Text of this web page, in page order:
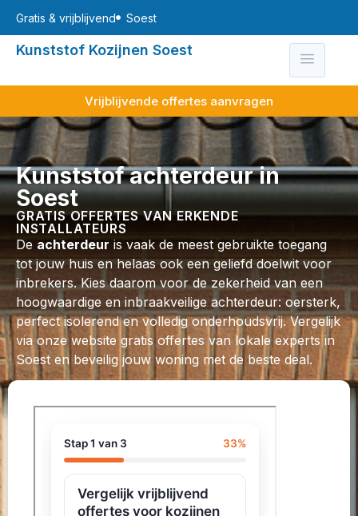
Gratis & vrijblijvend Soest
Kunststof Kozijnen Soest
Vrijblijvende offertes aanvragen
Kunststof achterdeur in
Soest
GRATIS OFFERTES VAN ERKENDE
INSTALLATEURS
De achterdeur is vaak de meest gebruikte toegang
tot jouw huis en helaas ook een geliefd doelwit voor
inbrekers. Kies daarom voor de zekerheid van een
hoogwaardige en inbraakveilige achterdeur: oersterk,
perfect isolerend en volledig onderhoudsvrij. Vergelijk
via onze website gratis offertes van lokale experts in
Soest en beveilig jouw woning met de beste deal.